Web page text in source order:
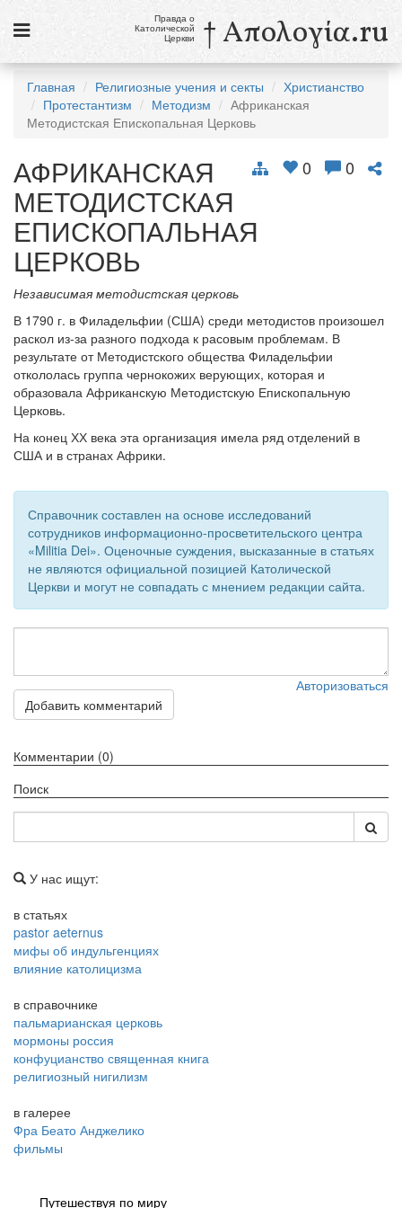
Новости
Галерея
Викторины
Ссылки
Религиозные учения и секты, справочник
9 августа
Св. Тереза Бенедикта Креста, дева и мученица
см. календарь
Обратная связь
mail@apologia.ru
Отправить сообщение
Вход
Правда о
Католической
Церкви † Απολογία.ru
Главная Религиозные учения и секты
Христианство
Протестантизм
Методизм
Африканская
Методистская Епископальная Церковь
0 0
АФРИКАНСКАЯ
МЕТОДИСТСКАЯ
ЕПИСКОПАЛЬНАЯ
ЦЕРКОВЬ
Независимая методистская церковь
В 1790 г. в Филадельфии (США) среди методистов произошел
раскол из-за разного подхода к расовым проблемам. В
результате от Методистского общества Филадельфии
откололась группа чернокожих верующих, которая и
образовала Африканскую Методистскую Епископальную
Церковь.
На конец ХХ века эта организация имела ряд отделений в
США и в странах Африки.
Справочник составлен на основе исследований
сотрудников информационно-просветительского центра
«Militia Dei». Оценочные суждения, высказанные в статьях
не являются официальной позицией Католической
Церкви и могут не совпадать с мнением редакции сайта.
Авторизоваться
Добавить комментарий
Комментарии (0)
Поиск
У нас ищут:
в статьях
pastor aeternus
мифы об индульгенциях
влияние католицизма
в справочнике
пальмарианская церковь
мормоны россия
конфуцианство священная книга
религиозный нигилизм
в галерее
Фра Беато Анджелико
фильмы
Путешествуя по миру